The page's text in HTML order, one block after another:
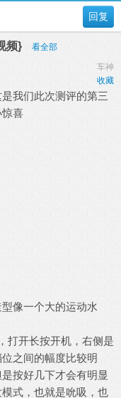
回复
频}
看全部
车神
收藏
我们此次测评的第三
喜
像一个大的运动水
打开长按开机，右侧是
之间的幅度比较明
按好几下才会有明显
式，也就是吮吸，也